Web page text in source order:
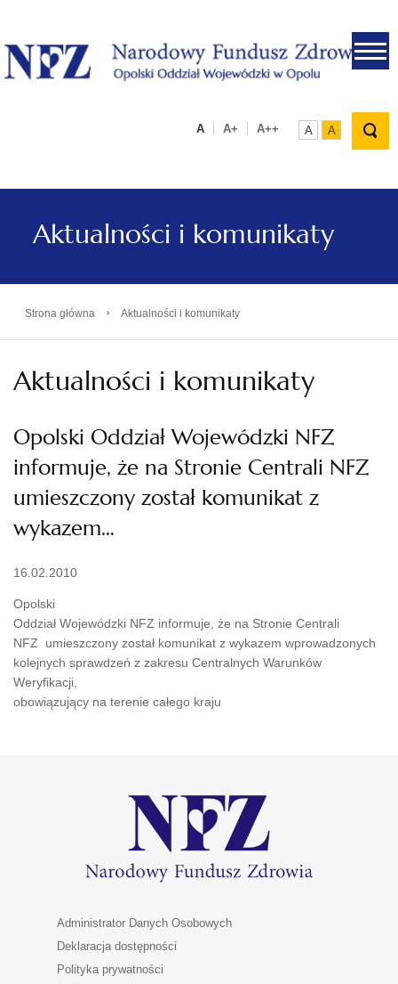
.
A A+ A++ A A
Aktualności i komunikaty
Strona główna › Aktualności i komunikaty
Aktualności i komunikaty
Opolski Oddział Wojewódzki NFZ
informuje, że na Stronie Centrali NFZ
umieszczony został komunikat z
wykazem…
16.02.2010
Opolski
Oddział Wojewódzki NFZ informuje, że na Stronie Centrali
NFZ umieszczony został komunikat z wykazem wprowadzonych
kolejnych sprawdzeń z zakresu Centralnych Warunków
Weryfikacji,
obowiązujący na terenie całego kraju
Administrator Danych Osobowych
Deklaracja dostępności
Polityka prywatności